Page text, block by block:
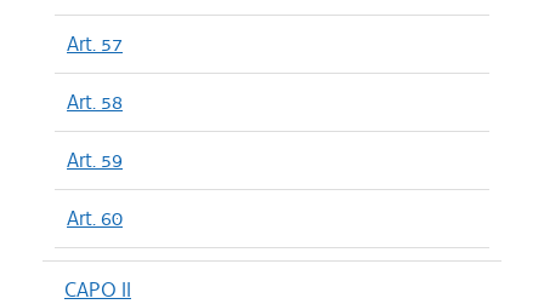
Art. 57
Art. 58
Art. 59
Art. 60
CAPO II